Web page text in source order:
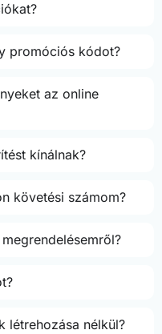
promóciós kódot?
az online
kínálnak?
követési számom?
létrehozása nélkül?